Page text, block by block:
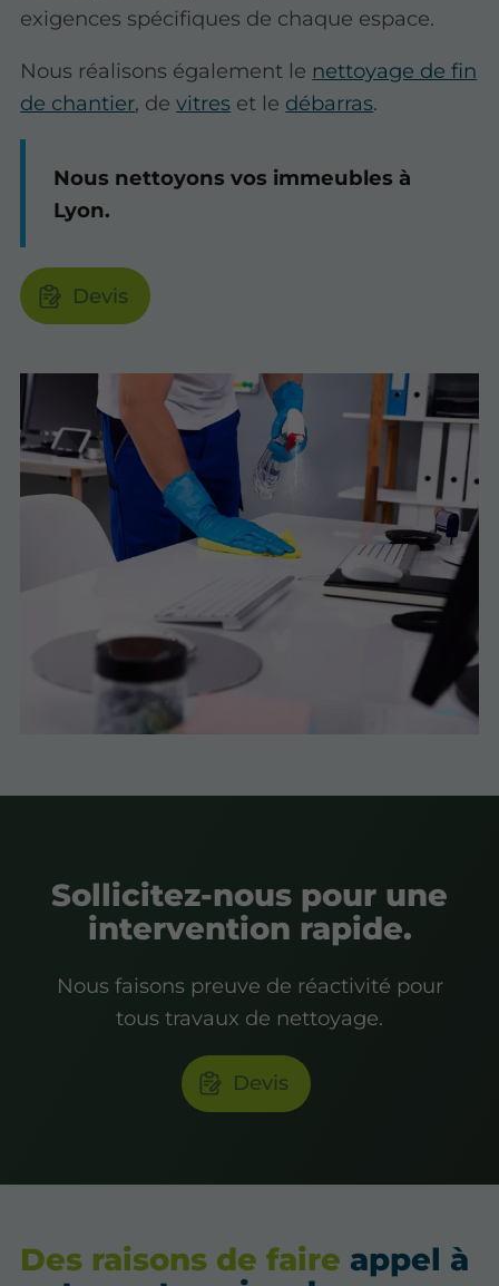
exigences spécifiques de chaque espace.
Nous réalisons également le nettoyage de fin
de chantier, devitres et le débarras.
Nous nettoyons vos immeubles à
Lyon.
Devis
Sollicitez-nous pour une
intervention rapide.
Nous faisons preuve de réactivité pour
tous travaux de nettoyage.
Devis
Des raisons de faire appel à